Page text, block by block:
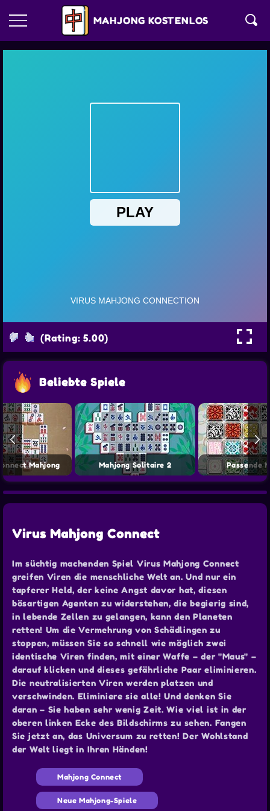
MAHJONG KOSTENLOS
(Rating: 5.00)
Beliebte Spiele
Mahjong Mahjong Solitaire 2 Passende
Virus Mahjong Connect
Im süchtig machenden Spiel Virus Mahjong Connect
greifen Viren die menschliche Welt an. Und nur ein
tapferer Held, der keine Angst davor hat, diesen
bösartigen Agenten zu widerstehen, die begierig sind,
in lebende Zellen zu gelangen, kann den Planeten
retten! Um die Vermehrung von Schädlingen zu
stoppen, müssen Sie so schnell wie möglich zwei
identische Viren finden, mit einer Waffe – der "Maus" –
darauf klicken und dieses gefährliche Paar eliminieren.
Die neutralisierten Viren werden platzen und
verschwinden. Eliminiere sie alle! Und denken Sie
daran – Sie haben sehr wenig Zeit. Wie viel ist in der
oberen linken Ecke des Bildschirms zu sehen. Fangen
Sie jetzt an, das Universum zu retten! Der Wohlstand
der Welt liegt in Ihren Händen!
Mahjong Connect
Neue Mahjong-Spiele